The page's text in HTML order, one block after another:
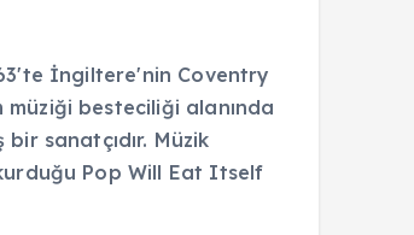
İngiltere'nin Coventry
besteciliği alanında
bir sanatçıdır. Müzik
Pop Will Eat Itself